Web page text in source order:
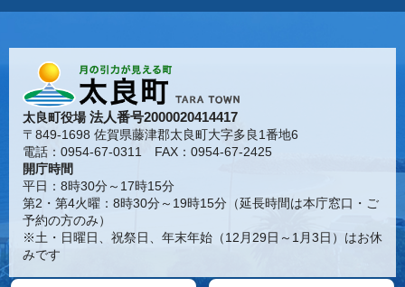
太良町役場法人番号2000020414417
〒849-1698 佐賀県藤津郡太良町大字多良1番地6
電話：0954-67-0311 FAX：0954-67-2425
開庁時間
平日：8時30分～17時15分
第2・第4火曜：8時30分～19時15分（延長時間は本庁窓口・ご
予約の方のみ）
※土・日曜日、祝祭日、年末年始（12月29日～1月3日）はお休
みです